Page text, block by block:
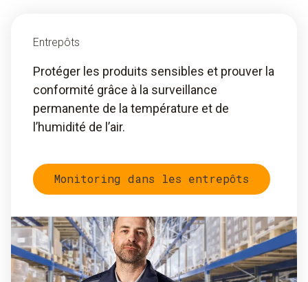
Entrepôts
Protéger les produits sensibles et prouver la
conformité grâce à la surveillance
permanente de la température et de
l’humidité de l’air.
Monitoring dans les entrepôts